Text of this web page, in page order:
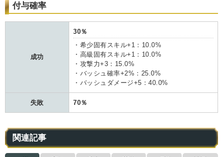
付与確率
成功
30％
・希少固有スキル+1：10.0%
・高級固有スキル+1：10.0%
・攻撃力+3：15.0%
・バッシュ確率+2%：25.0%
・バッシュダメージ+5：40.0%
失敗 70％
関連記事